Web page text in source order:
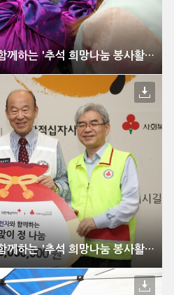
삼성전자, 어려운 이웃과 함께하는 '추석 희망나눔 봉사활동' 전개
삼성전자, 어려운 이웃과 함께하는 '추석 희망나눔 봉사활동' 전개